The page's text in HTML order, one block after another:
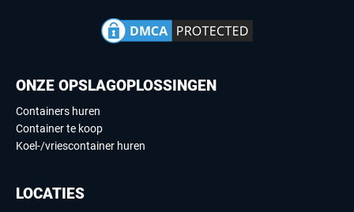
ONZE OPSLAGOPLOSSINGEN
Containers huren
Container te koop
Koel-/vriescontainer huren
LOCATIES